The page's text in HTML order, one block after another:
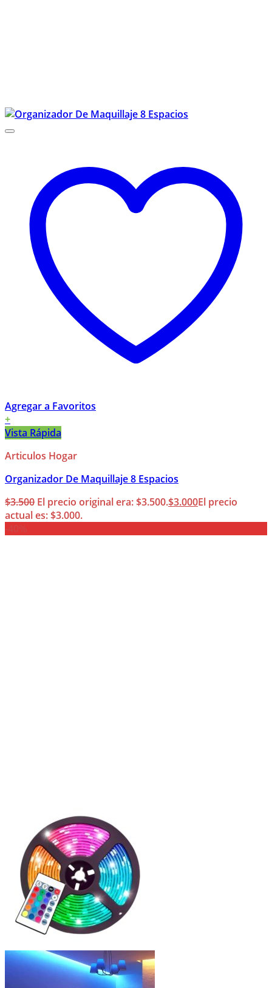
Agregar a Favoritos
+
Vista Rápida
Articulos Hogar
Organizador De Maquillaje 8 Espacios
$3.500 El precio original era: $3.500.$3.000El precio
actual es: $3.000.